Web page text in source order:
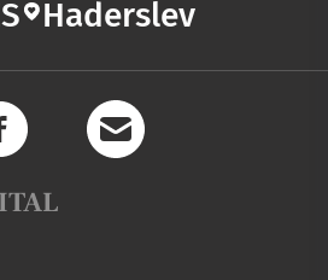
Haderslev